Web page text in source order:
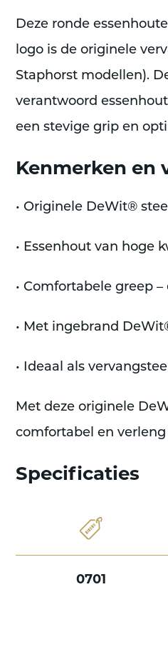
Deze ronde
logo is de originele
Staphorst modellen).
verantwoord
een stevige grip en
Kenmerken en
• Originele DeWit®
• Essenhout van hoge
• Comfortabele greep
• Met ingebrand
• Ideaal als
Met deze originele
comfortabel en
Specificaties
0701